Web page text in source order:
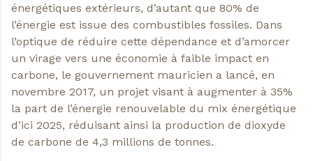
énergétiques extérieurs, d’autant que 80% de
l’énergie est issue des combustibles fossiles. Dans
l’optique de réduire cette dépendance et d’amorcer
un virage vers une économie à faible impact en
carbone, le gouvernement mauricien a lancé, en
novembre 2017, un projet visant à augmenter à 35%
la part de l’énergie renouvelable du mix énergétique
d’ici 2025, réduisant ainsi la production de dioxyde
de carbone de 4,3 millions de tonnes.